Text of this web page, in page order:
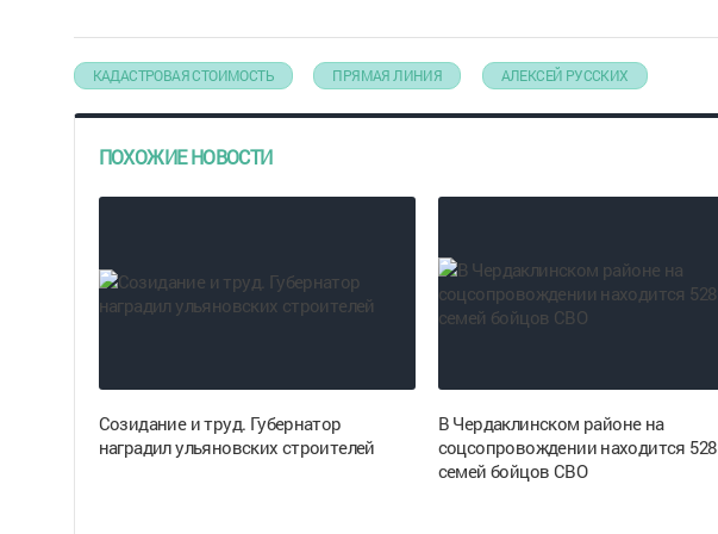
КАДАСТРОВАЯ СТОИМОСТЬ ПРЯМАЯ ЛИНИЯ АЛЕКСЕЙ РУССКИХ
ПОХОЖИЕ НОВОСТИ
Созидание и труд. Губернатор
наградил ульяновских строителей
В Чердаклинском районе на
соцсопровождении находится 528
семей бойцов СВО